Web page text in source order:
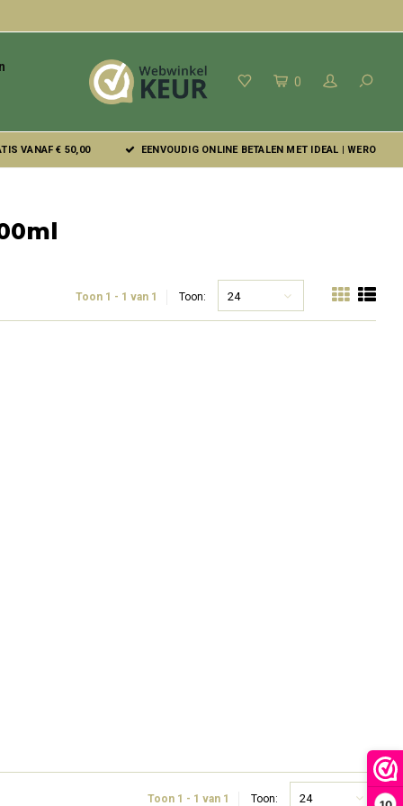
0
VANAF € 50,00 EENVOUDIG ONLINE BETALEN MET IDEAL | WERO
Toon 1 - 1 van 1 Toon: 24
Toon 1 - 1 van 1 Toon: 24